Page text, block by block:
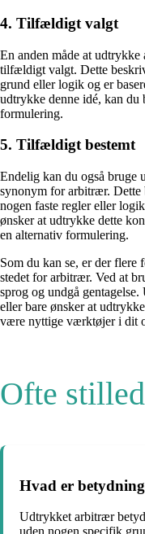
4. Tilfældigt valgt
En anden måde at
tilfældigt valgt. Dette
grund eller logik og er
udtrykke denne idé, kan
formulering.
5. Tilfældigt bestemt
Endelig kan du også bruge
synonym for arbitrær. Dette
nogen faste regler eller
ønsker at udtrykke dette
en alternativ formulering.
Som du kan se, er der flere
stedet for arbitrær. Ved at
sprog og undgå
eller bare ønsker at
være nyttige værktøjer i dit
Ofte
Hvad er
Udtrykket arbitrær